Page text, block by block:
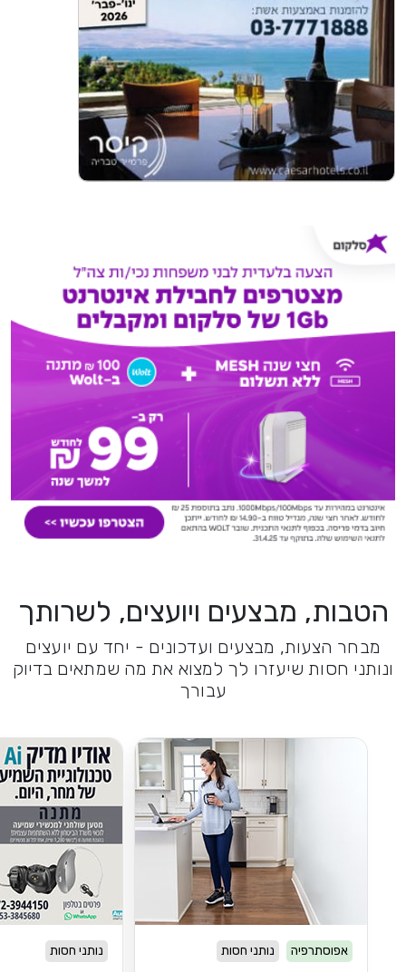
הטבות, מבצעים ויועצים, לשרותך
מבחר הצעות, מבצעים ועדכונים - יחד עם יועצים
ונותני חסות שיעזרו לך למצוא את מה שמתאים בדיוק
עבורך
אפוסתרפיה נותני חסות נותני חסות